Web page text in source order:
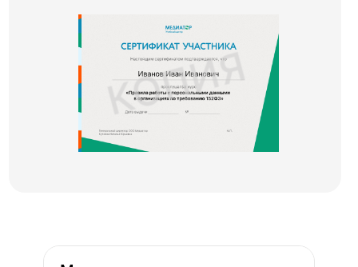
Медиатор на карте Химок — Яндекс Карты